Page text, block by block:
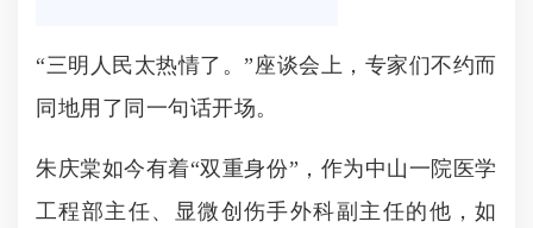
“三明人民太热情了。”座谈会上，专家们不约而
同地用了同一句话开场。
朱庆棠如今有着“双重身份”，作为中山一院医学
工程部主任、显微创伤手外科副主任的他，如